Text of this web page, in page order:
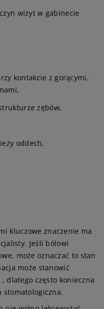
wizyt w gabinecie
kontakcie z gorącymi,
zębów,
oddech,
kluczowe znaczenie ma
Jeśli bólowi
może oznaczać to stan
może stanowić
dlatego często konieczna